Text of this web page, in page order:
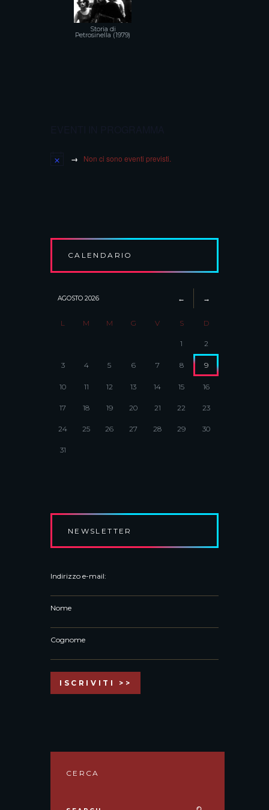
Storia di
Petrosinella (1979)
Non ci sono eventi previsti.
CALENDARIO
AGOSTO 2026
L M M G V S D
1 2
3 4 5 6 7 8 9
10 11 12 13 14 15 16
17 18 19 20 21 22 23
24 25 26 27 28 29 30
31
NEWSLETTER
Indirizzo e-mail:
Nome
Cognome
CERCA